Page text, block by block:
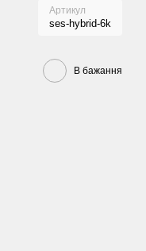
Артикул
ses-hybrid-6k
В бажання